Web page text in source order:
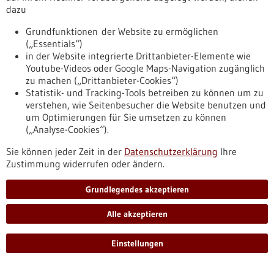
Anmeldung
Anmeldung – Fünfte Jahresveranstaltung
https://www.forum-gesundheitsstandort-
bw.de/jahresveranstaltung-2023/anmeldung-fuenfte-
jahresveranstaltung
1 … 38 39 40 41 42 …
Zur Datenbanksuche nach Unternehmen
Zur Datenbanksuche nach Forschungseinrichtungen
dazu
Grundfunktionen der Website zu ermöglichen
(„Essentials“)
in der Website integrierte Drittanbieter-Elemente wie
Youtube-Videos oder Google Maps-Navigation zugänglich
zu machen („Drittanbieter-Cookies“)
Statistik- und Tracking-Tools betreiben zu können um zu
verstehen, wie Seitenbesucher die Website benutzen und
um Optimierungen für Sie umsetzen zu können
(„Analyse-Cookies“).
Sie können jeder Zeit in der Datenschutzerklärung Ihre
Zustimmung widerrufen oder ändern.
Grundlegendes akzeptieren
Alle akzeptieren
Einstellungen